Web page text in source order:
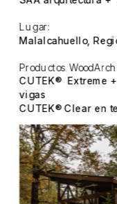
Lugar:
Malalcahuello,
Productos
CUTEK®  Extreme
vigas
CUTEK® Clear en